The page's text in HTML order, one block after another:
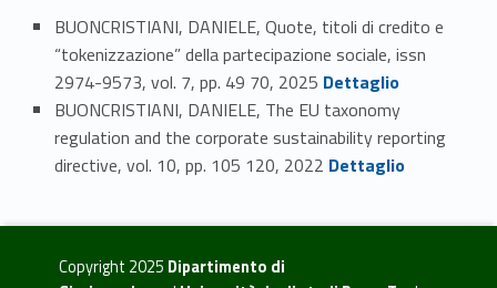
BUONCRISTIANI, DANIELE, Quote, titoli di credito e
“tokenizzazione” della partecipazione sociale, issn
2974-9573, vol. 7, pp. 49 70, 2025 Link identifier #identifier_person_159476-5
Dettaglio
BUONCRISTIANI, DANIELE, The EU taxonomy
regulation and the corporate sustainability reporting
directive, vol. 10, pp. 105 120, 2022 Link identifier #identifier_person_166400-6
Dettaglio
Copyright 2025 Dipartimento di